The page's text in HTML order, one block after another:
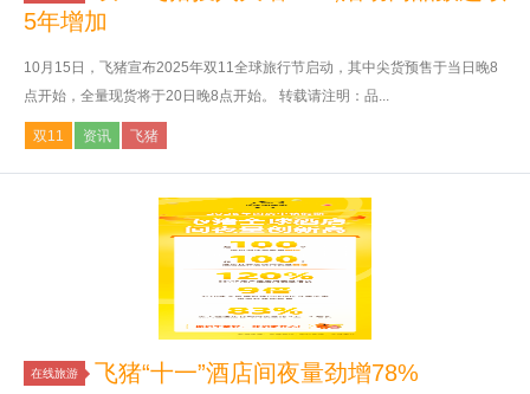
5年增加
10月15日，飞猪宣布2025年双11全球旅行节启动，其中尖货预售于当日晚8
点开始，全量现货将于20日晚8点开始。 转载请注明：品...
双11 资讯 飞猪
在线旅游 飞猪“十一”酒店间夜量劲增78%